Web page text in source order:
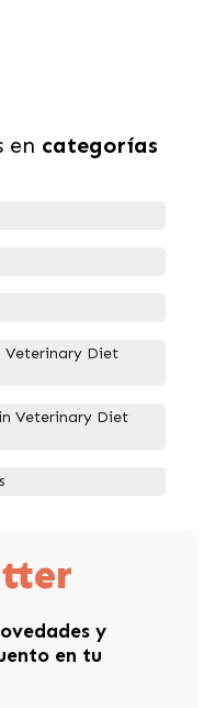
en categorías
Veterinary Diet
Veterinary Diet
y
en tu